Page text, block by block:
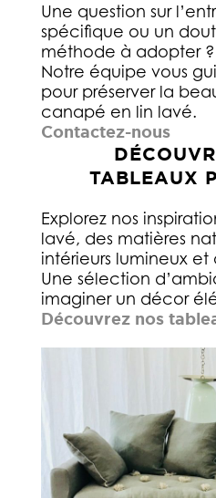
Une question sur
spécifique ou un
méthode à adopter ?
Notre équipe vous
pour préserver la
canapé en lin lavé.
Contactez-nous
TABLEAUX
Explorez nos
lavé, des matières
intérieurs lumineux et
Une sélection
imaginer un décor
Découvrez nos